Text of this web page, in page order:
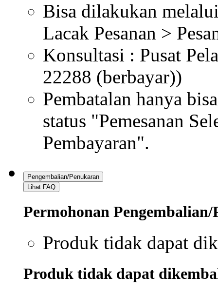
Bisa dilakukan
Lacak Pesanan >
Konsultasi : Pusat
22288 (berbayar))
Pembatalan hanya
status "Pemesanan
Pembayaran".
Pengembalian/Penukaran
Lihat FAQ
Permohonan
Produk tidak dapat
Produk tidak dapat